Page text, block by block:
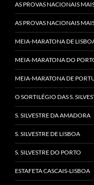
AS PROVAS NACIONAIS
AS PROVAS NACIONAIS
MEIA-MARATONA DE
MEIA-MARATONA DO
MEIA-MARATONA DE
O SORTILÉGIO DAS S.
S. SILVESTRE DA AMADORA
S. SILVESTRE DE LISBOA
S. SILVESTRE DO PORTO
ESTAFETA CASCAIS-LISBOA